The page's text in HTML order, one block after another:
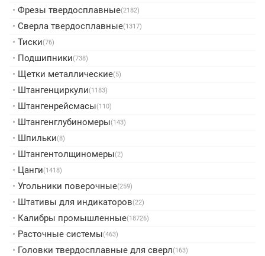
• Фрезы твердосплавные(2182)
• Сверла твердосплавные(1317)
• Тиски(76)
• Подшипники(738)
• Щетки металлические(5)
• Штангенциркули(1183)
• Штангенрейсмасы(110)
• Штангенглубиномеры(143)
• Шпильки(8)
• Штангентолщиномеры(2)
• Цанги(1418)
• Угольники поверочные(259)
• Штативы для индикаторов(22)
• Калибры промышленные(18726)
• Расточные системы(463)
• Головки твердосплавные для сверл(163)